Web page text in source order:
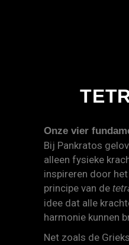
Onze vier
Bij Pankratos
alleen fysieke
inspireren door
principe van de
idee dat alle
harmonie kunnen
Net zoals de